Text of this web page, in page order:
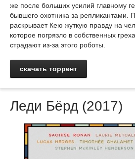
же после больших усилий главному
бывшего охотника за репликантами.
раскрывает Кею жуткую правду на
которое погрязло в собственных
страдают из-за этого роботы.
скачать торрент
Леди Бёрд (2017)